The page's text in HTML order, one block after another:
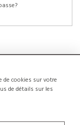
de cookies sur votre
de détails sur les
la liste de vos